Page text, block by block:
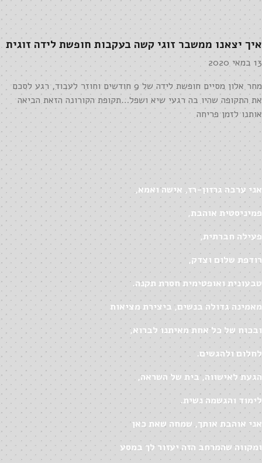
איך יצאנו ממשבר זוגי קשה בעקבות חופשת לידה זוגית
13 במאי 2020
מחר אלון מסיים חופשת לידה של 9 חודשים וחוזר לעבוד, רגע לסכם
את התקופה שהיו בה רגעי שיא ושפל…תקופת הקורונה הזאת הביאה
אותנו לזמן פריחה
אני ערבה גרזון-רז, אישה ואמא,
פמיניסטית אוהבת,
פעילה חברתית,
רודפת שלום וצדק,
טבעונית ואופטימית חסרת תקנה.
מאמינה גדולה בנשים, ביצירת מציאות
ובכוח של כל אחת מאיתנו לברוא,
לחלום ולהגשים.
הגעת לאישווה, בית של השראה,
לימוד והגשמה נשית.
אני אוהבת אותך, שמחה שאת כאן
ומקווה שהמרחב הזה יעזור לך במסע